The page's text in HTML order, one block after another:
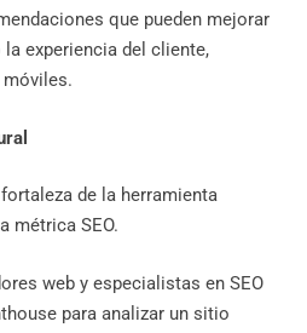
que pueden mejorar
experiencia del cliente,
de la herramienta
métrica SEO.
web y especialistas en SEO
para analizar un sitio